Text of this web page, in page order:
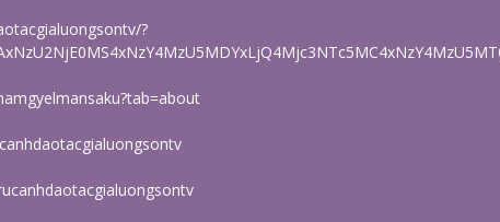
?